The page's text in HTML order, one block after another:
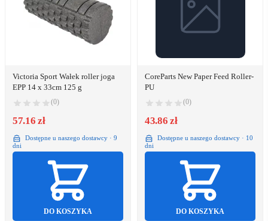
Victoria Sport Wałek roller joga
EPP 14 x 33cm 125 g
(0)
57.16 zł
Dostępne u naszego dostawcy · 9
dni
DO KOSZYKA
CoreParts New Paper Feed Roller-
PU
(0)
43.86 zł
Dostępne u naszego dostawcy · 10
dni
DO KOSZYKA